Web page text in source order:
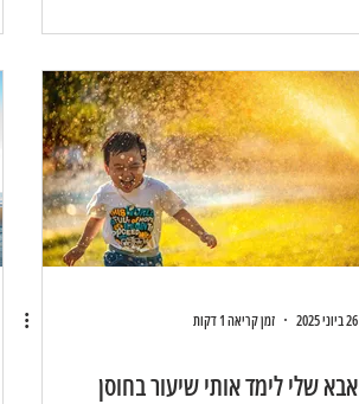
26 ביוני 2025 זמן קריאה 1 דקות
אבא שלי לימד אותי שיעור בחוסן